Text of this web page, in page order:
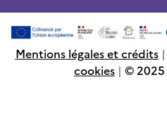
Mentions légales et crédits |
cookies | © 2025